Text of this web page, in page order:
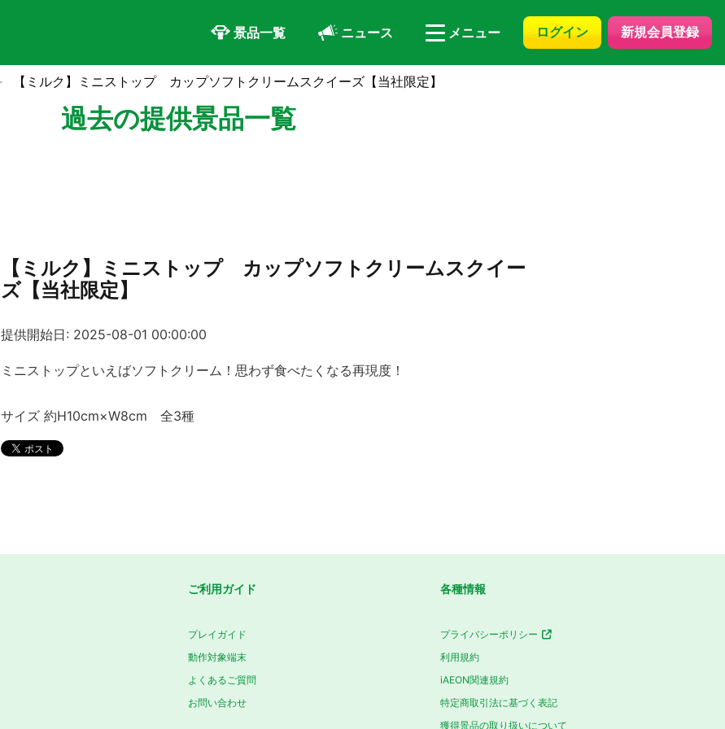
景品一覧 ニュース メニュー ログイン 新規会員登録
【ミルク】ミニストップ カップソフトクリームスクイーズ【当社限定】
過去の提供景品一覧
【ミルク】ミニストップ カップソフトクリームスクイー
ズ【当社限定】
提供開始日: 2025-08-01 00:00:00
ミニストップといえばソフトクリーム！思わず食べたくなる再現度！
サイズ 約H10cm×W8cm 全3種
ご利用ガイド
プレイガイド
動作対象端末
よくあるご質問
お問い合わせ
各種情報
プライバシーポリシー
利用規約
iAEON関連規約
特定商取引法に基づく表記
獲得景品の取り扱いについて